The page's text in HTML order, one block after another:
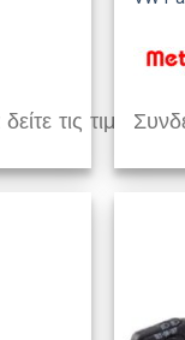
τις τιμές